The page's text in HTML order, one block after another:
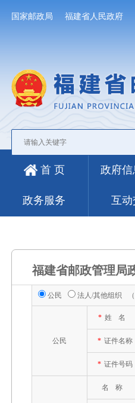
国家邮政局 福建省人民政府
首 页 政府
政务服务 互
福建省邮政管理局
公民 法人/其他组织 （
公民
* 姓名
* 证件名称
* 证件号码
名称